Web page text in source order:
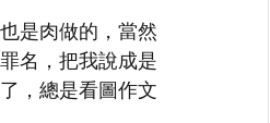
是肉做的，當然
名，把我說成是
，總是看圖作文